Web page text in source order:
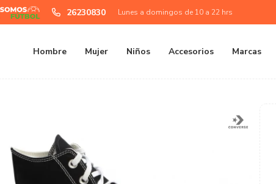
Hombre Mujer Niños Accesorios Marcas
Futbol
26230830 Lunes a domingos de 10 a 22 hrs